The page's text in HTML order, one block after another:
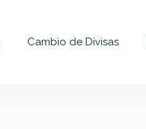
Cambio de Divisas